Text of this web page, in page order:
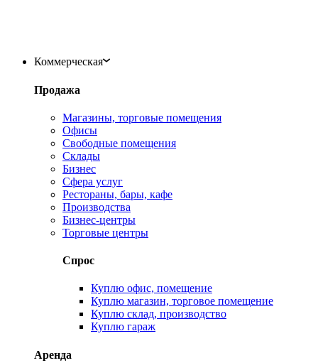
Коммерческая
Продажа
Магазины, торговые помещения
Офисы
Свободные помещения
Склады
Бизнес
Сфера услуг
Рестораны, бары, кафе
Производства
Бизнес-центры
Торговые центры
Спрос
Куплю офис, помещение
Куплю магазин, торговое помещение
Куплю склад, производство
Куплю гараж
Аренда